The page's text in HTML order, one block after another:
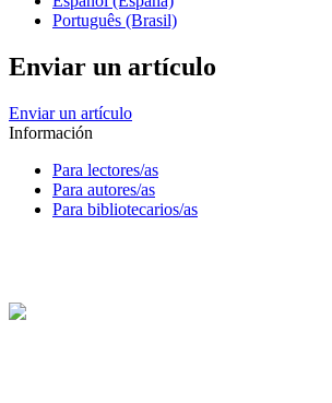
Português (Brasil)
Enviar un artículo
Enviar un artículo
Información
Para lectores/as
Para autores/as
Para bibliotecarios/as